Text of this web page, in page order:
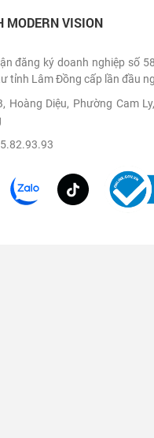
MODERN VISION
đăng ký doanh nghiệp số
tỉnh Lâm Đồng cấp lần đầu
Hoàng Diệu, Phường Cam